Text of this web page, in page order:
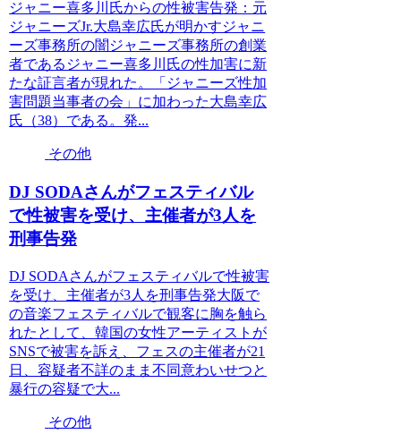
ジャニー喜多川氏からの性被害告発：元
ジャニーズJr.大島幸広氏が明かすジャニ
ーズ事務所の闇ジャニーズ事務所の創業
者であるジャニー喜多川氏の性加害に新
たな証言者が現れた。「ジャニーズ性加
害問題当事者の会」に加わった大島幸広
氏（38）である。発...
その他
DJ SODAさんがフェスティバル
で性被害を受け、主催者が3人を
刑事告発
DJ SODAさんがフェスティバルで性被害
を受け、主催者が3人を刑事告発大阪で
の音楽フェスティバルで観客に胸を触ら
れたとして、韓国の女性アーティストが
SNSで被害を訴え、フェスの主催者が21
日、容疑者不詳のまま不同意わいせつと
暴行の容疑で大...
その他